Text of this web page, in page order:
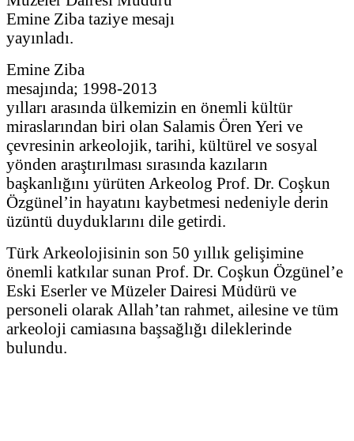
Emine Ziba taziye mesajı
yayınladı.
Emine Ziba
mesajında; 1998-2013
yılları arasında ülkemizin en önemli kültür
miraslarından biri olan Salamis Ören Yeri ve
çevresinin arkeolojik, tarihi, kültürel ve sosyal
yönden araştırılması sırasında kazıların
başkanlığını yürüten Arkeolog Prof. Dr. Coşkun
Özgünel’in hayatını kaybetmesi nedeniyle derin
üzüntü duyduklarını dile getirdi.
Türk Arkeolojisinin son 50 yıllık gelişimine
önemli katkılar sunan Prof. Dr. Coşkun Özgünel’e
Eski Eserler ve Müzeler Dairesi Müdürü ve
personeli olarak Allah’tan rahmet, ailesine ve tüm
arkeoloji camiasına başsağlığı dileklerinde
bulundu.